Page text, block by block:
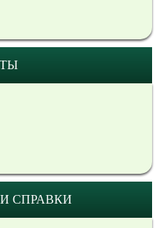
СПРАВКИ